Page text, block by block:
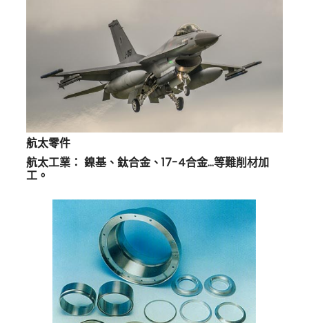
航太零件
航太工業： 鎳基、鈦合金、17-4合金…等難削材加
工。